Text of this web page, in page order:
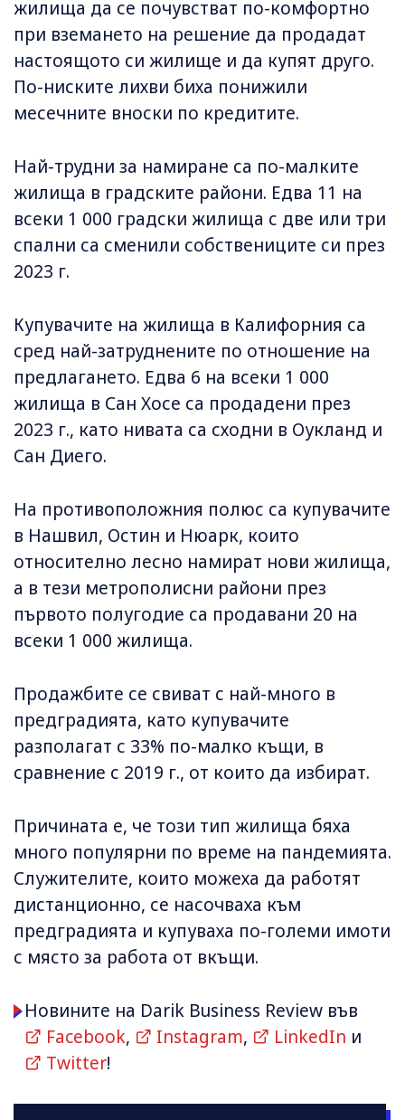
жилища да се почувстват по-комфортно
при вземането на решение да продадат
настоящото си жилище и да купят друго.
По-ниските лихви биха понижили
месечните вноски по кредитите.
Най-трудни за намиране са по-малките
жилища в градските райони. Едва 11 на
всеки 1 000 градски жилища с две или три
спални са сменили собствениците си през
2023 г.
Купувачите на жилища в Калифорния са
сред най-затруднените по отношение на
предлагането. Едва 6 на всеки 1 000
жилища в Сан Хосе са продадени през
2023 г., като нивата са сходни в Оукланд и
Сан Диего.
На противоположния полюс са купувачите
в Нашвил, Остин и Нюарк, които
относително лесно намират нови жилища,
а в тези метрополисни райони през
първото полугодие са продавани 20 на
всеки 1 000 жилища.
Продажбите се свиват с най-много в
предградията, като купувачите
разполагат с 33% по-малко къщи, в
сравнение с 2019 г., от които да избират.
Причината е, че този тип жилища бяха
много популярни по време на пандемията.
Служителите, които можеха да работят
дистанционно, се насочваха към
предградията и купуваха по-големи имоти
с място за работа от вкъщи.
Новините на Darik Business Review във
Facebook, Instagram, LinkedIn и
Twitter!